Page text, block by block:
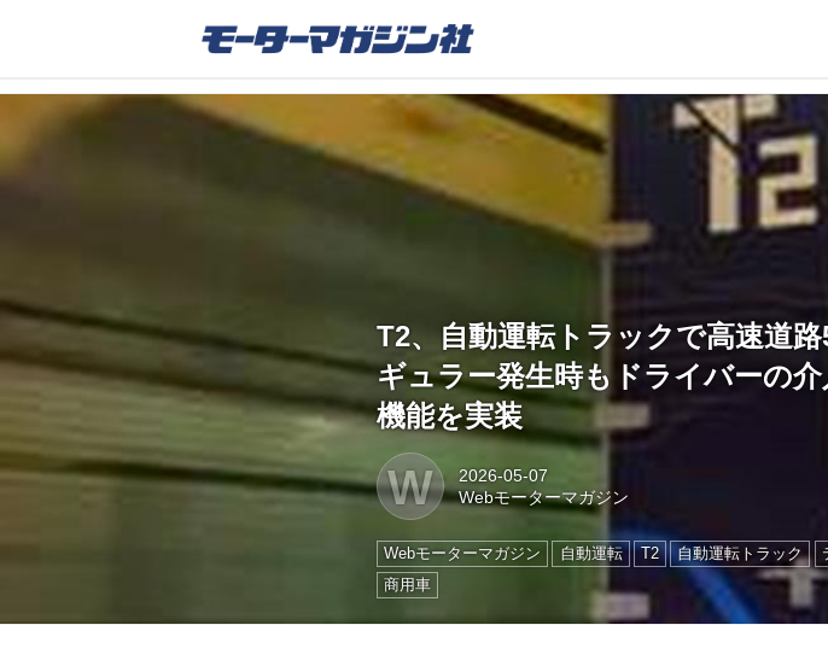
T2、自動運転トラックで高速道
ギュラー発生時もドライバーの
機能を実装
W
2026-05-07
Webモーターマガジン
Webモーターマガジン 自動運転 T2 自動運転トラック
商用車